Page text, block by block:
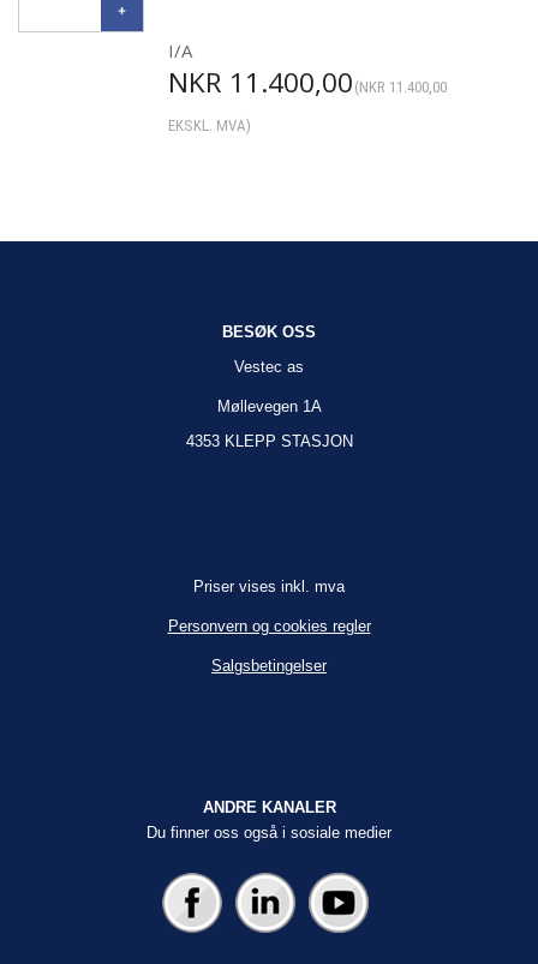
I/A
NKR 11.400,00 (NKR 11.400,00
EKSKL. MVA)
BESØK OSS
Vestec as
Møllevegen 1A
4353 KLEPP STASJON
Priser vises inkl. mva
Personvern og cookies regler
Salgsbetingelser
ANDRE KANALER
Du finner oss også i sosiale medier